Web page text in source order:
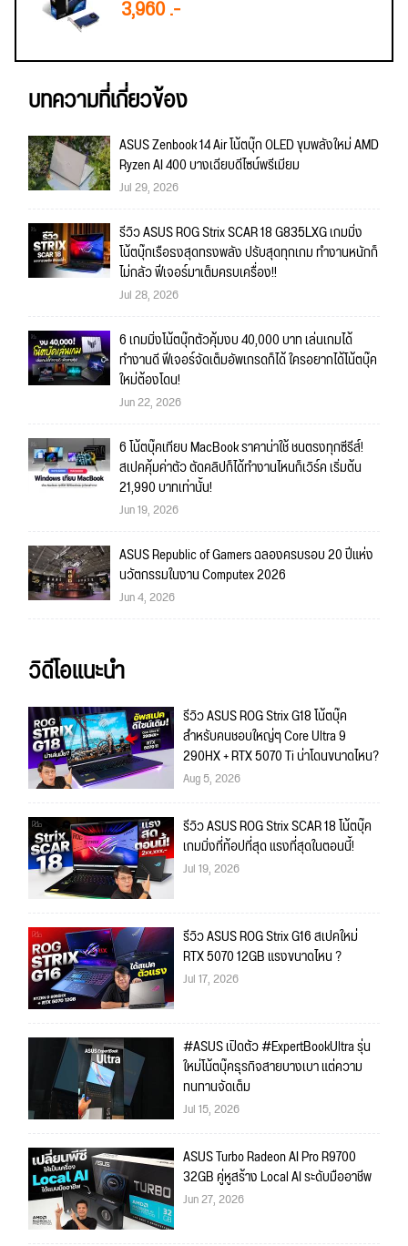
3,960 .-
บทความที่เกี่ยวข้อง
ASUS Zenbook 14 Air โน้ตบุ๊ก OLED ขุมพลังใหม่ AMD
Ryzen AI 400 บางเฉียบดีไซน์พรีเมียม
Jul 29, 2026
รีวิว ASUS ROG Strix SCAR 18 G835LXG เกมมิ่ง
โน้ตบุ๊กเรือธงสุดทรงพลัง ปรับสุดทุกเกม ทำงานหนักก็
ไม่กลัว ฟีเจอร์มาเต็มครบเครื่อง!!
Jul 28, 2026
6 เกมมิ่งโน้ตบุ๊กตัวคุ้มงบ 40,000 บาท เล่นเกมได้
ทำงานดี ฟีเจอร์จัดเต็มอัพเกรดก็ได้ ใครอยากได้โน้ตบุ๊ค
ใหม่ต้องโดน!
Jun 22, 2026
6 โน้ตบุ๊คเทียบ MacBook ราคาน่าใช้ ชนตรงทุกซีรีส์!
สเปคคุ้มค่าตัว ตัดคลิปก็ได้ทำงานไหนก็เวิร์ค เริ่มต้น
21,990 บาทเท่านั้น!
Jun 19, 2026
ASUS Republic of Gamers ฉลองครบรอบ 20 ปีแห่ง
นวัตกรรมในงาน Computex 2026
Jun 4, 2026
วิดีโอแนะนำ
รีวิว ASUS ROG Strix G18 โน้ตบุ๊ค
สำหรับคนชอบใหญ่ๆ Core Ultra 9
290HX + RTX 5070 Ti น่าโดนขนาดไหน?
Aug 5, 2026
รีวิว ASUS ROG Strix SCAR 18 โน้ตบุ๊ค
เกมมิ่งที่ท้อปที่สุด แรงที่สุดในตอนนี้!
Jul 19, 2026
รีวิว ASUS ROG Strix G16 สเปคใหม่
RTX 5070 12GB แรงขนาดไหน ?
Jul 17, 2026
#ASUS เปิดตัว #ExpertBookUltra รุ่น
ใหม่โน้ตบุ๊คธุรกิจสายบางเบา แต่ความ
ทนทานจัดเต็ม
Jul 15, 2026
ASUS Turbo Radeon AI Pro R9700
32GB คู่หูสร้าง Local AI ระดับมืออาชีพ
Jun 27, 2026